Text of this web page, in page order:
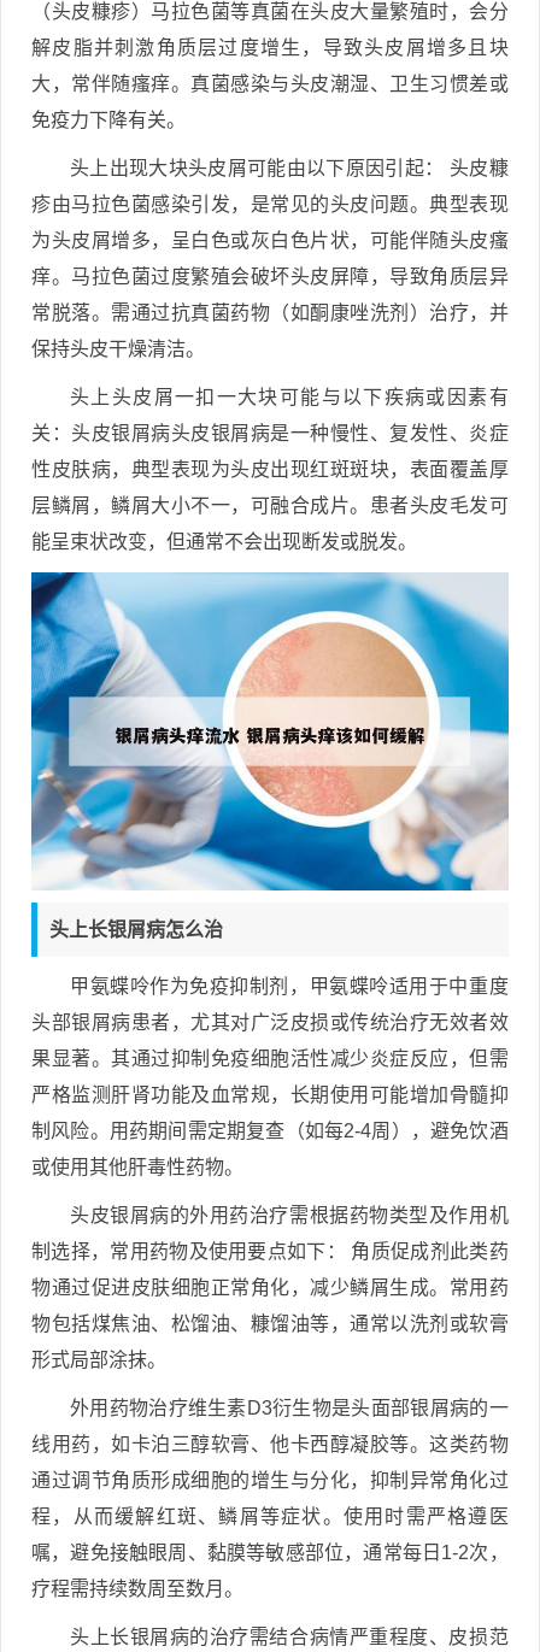
（头皮糠疹）马拉色菌等真菌在头皮大量繁殖时，会分
解皮脂并刺激角质层过度增生，导致头皮屑增多且块
大，常伴随瘙痒。真菌感染与头皮潮湿、卫生习惯差或
免疫力下降有关。
头上出现大块头皮屑可能由以下原因引起： 头皮糠
疹由马拉色菌感染引发，是常见的头皮问题。典型表现
为头皮屑增多，呈白色或灰白色片状，可能伴随头皮瘙
痒。马拉色菌过度繁殖会破坏头皮屏障，导致角质层异
常脱落。需通过抗真菌药物（如酮康唑洗剂）治疗，并
保持头皮干燥清洁。
头上头皮屑一扣一大块可能与以下疾病或因素有
关：头皮银屑病头皮银屑病是一种慢性、复发性、炎症
性皮肤病，典型表现为头皮出现红斑斑块，表面覆盖厚
层鳞屑，鳞屑大小不一，可融合成片。患者头皮毛发可
能呈束状改变，但通常不会出现断发或脱发。
头上长银屑病怎么治
甲氨蝶呤作为免疫抑制剂，甲氨蝶呤适用于中重度
头部银屑病患者，尤其对广泛皮损或传统治疗无效者效
果显著。其通过抑制免疫细胞活性减少炎症反应，但需
严格监测肝肾功能及血常规，长期使用可能增加骨髓抑
制风险。用药期间需定期复查（如每2-4周），避免饮酒
或使用其他肝毒性药物。
头皮银屑病的外用药治疗需根据药物类型及作用机
制选择，常用药物及使用要点如下： 角质促成剂此类药
物通过促进皮肤细胞正常角化，减少鳞屑生成。常用药
物包括煤焦油、松馏油、糠馏油等，通常以洗剂或软膏
形式局部涂抹。
外用药物治疗维生素D3衍生物是头面部银屑病的一
线用药，如卡泊三醇软膏、他卡西醇凝胶等。这类药物
通过调节角质形成细胞的增生与分化，抑制异常角化过
程，从而缓解红斑、鳞屑等症状。使用时需严格遵医
嘱，避免接触眼周、黏膜等敏感部位，通常每日1-2次，
疗程需持续数周至数月。
头上长银屑病的治疗需结合病情严重程度、皮损范